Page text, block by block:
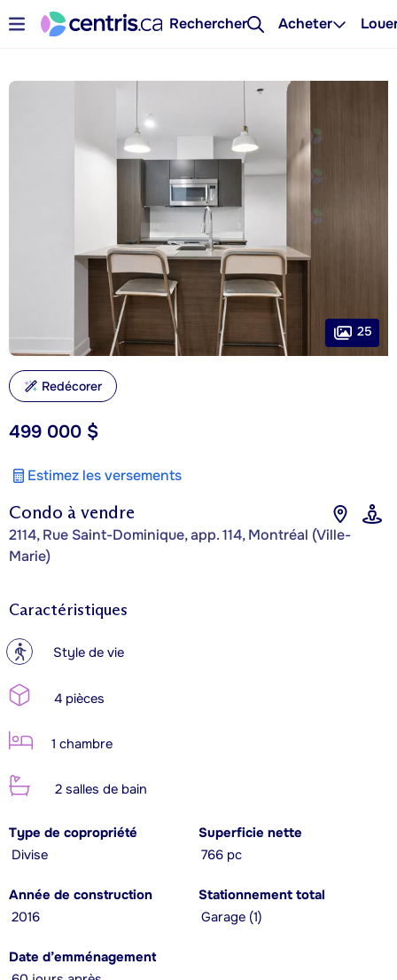
Rechercher Acheter
Condo à vendre
2114, Rue Saint-Dominique, app. 114, Montréal (Ville-
Marie)
499 000 $
Estimez les versements
25
Redécorer
Caractéristiques
? Style de vie
4 pièces
1 chambre
2 salles de bain
Type de copropriété
Divise
Superficie nette
766 pc
Année de construction
2016
Stationnement total
Garage (1)
Date d’emménagement